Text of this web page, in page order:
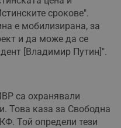
срокове".
е мобилизирана, за
и да може да се
[Владимир Путин]".
са охранявали
Това каза за Свободна
Той определи тези